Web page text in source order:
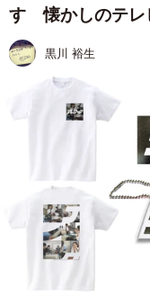
す 懐かしのテレ
黒川 裕生